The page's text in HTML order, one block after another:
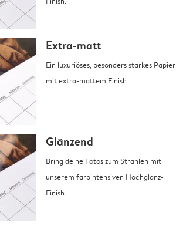
Extra-matt
Ein luxuriöses, besonders starkes Papier
mit extra-mattem Finish.
Glänzend
Bring deine Fotos zum Strahlen mit
unserem farbintensiven Hochglanz-
Finish.